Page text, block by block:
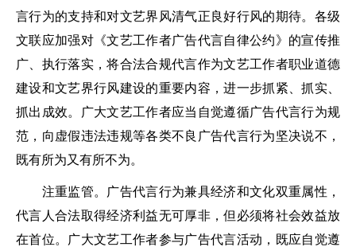
言行为的支持和对文艺界风清气正良好行风的期待。各级
文联应加强对《文艺工作者广告代言自律公约》的宣传推
广、执行落实，将合法合规代言作为文艺工作者职业道德
建设和文艺界行风建设的重要内容，进一步抓紧、抓实、
抓出成效。广大文艺工作者应当自觉遵循广告代言行为规
范，向虚假违法违规等各类不良广告代言行为坚决说不，
既有所为又有所不为。
注重监管。广告代言行为兼具经济和文化双重属性，
代言人合法取得经济利益无可厚非，但必须将社会效益放
在首位。广大文艺工作者参与广告代言活动，既应自觉遵